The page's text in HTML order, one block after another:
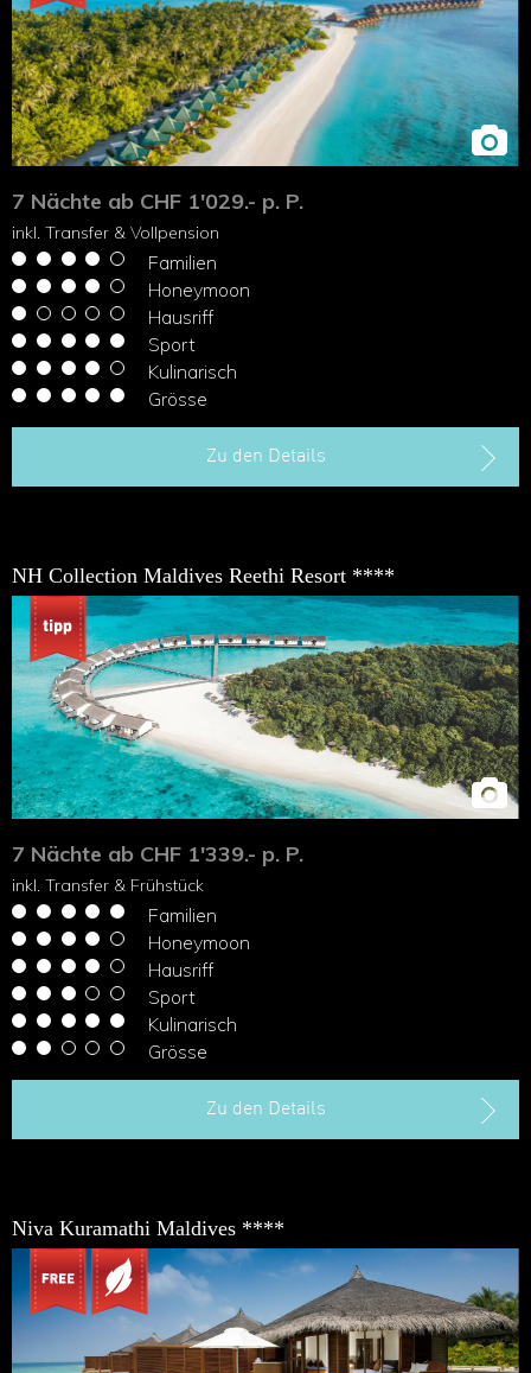
7 Nächte ab CHF 1'029.- p. P.
inkl. Transfer & Vollpension
Familien
Honeymoon
Hausriff
Sport
Kulinarisch
Grösse
Zu den Details
NH Collection Maldives Reethi Resort ****
7 Nächte ab CHF 1'339.- p. P.
inkl. Transfer & Frühstück
Familien
Honeymoon
Hausriff
Sport
Kulinarisch
Grösse
Zu den Details
Niva Kuramathi Maldives ****